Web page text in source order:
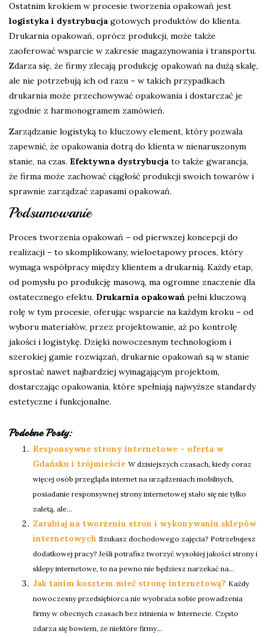
Ostatnim krokiem w procesie tworzenia opakowań jest
logistyka i dystrybucja gotowych produktów do klienta.
Drukarnia opakowań, oprócz produkcji, może także
zaoferować wsparcie w zakresie magazynowania i transportu.
Zdarza się, że firmy zlecają produkcję opakowań na dużą skalę,
ale nie potrzebują ich od razu – w takich przypadkach
drukarnia może przechowywać opakowania i dostarczać je
zgodnie z harmonogramem zamówień.
Zarządzanie logistyką to kluczowy element, który pozwala
zapewnić, że opakowania dotrą do klienta w nienaruszonym
stanie, na czas. Efektywna dystrybucja to także gwarancja,
że firma może zachować ciągłość produkcji swoich towarów i
sprawnie zarządzać zapasami opakowań.
Podsumowanie
Proces tworzenia opakowań – od pierwszej koncepcji do
realizacji – to skomplikowany, wieloetapowy proces, który
wymaga współpracy między klientem a drukarnią. Każdy etap,
od pomysłu po produkcję masową, ma ogromne znaczenie dla
ostatecznego efektu. Drukarnia opakowań pełni kluczową
rolę w tym procesie, oferując wsparcie na każdym kroku – od
wyboru materiałów, przez projektowanie, aż po kontrolę
jakości i logistykę. Dzięki nowoczesnym technologiom i
szerokiej gamie rozwiązań, drukarnie opakowań są w stanie
sprostać nawet najbardziej wymagającym projektom,
dostarczając opakowania, które spełniają najwyższe standardy
estetyczne i funkcjonalne.
Podobne Posty:
Responsywne strony internetowe – oferta w
Gdańsku i trójmieście W dzisiejszych czasach, kiedy coraz
więcej osób przegląda internet na urządzeniach mobilnych,
posiadanie responsywnej strony internetowej stało się nie tylko
zaletą, ale...
Zarabiaj na tworzeniu stron i wykonywaniu sklepów
internetowych Szukasz dochodowego zajęcia? Potrzebujesz
dodatkowej pracy? Jeśli potrafisz tworzyć wysokiej jakości strony i
sklepy internetowe, to na pewno nie będziesz narzekać na...
Jak tanim kosztem mieć stronę internetową? Każdy
nowoczesny przedsiębiorca nie wyobraża sobie prowadzenia
firmy w obecnych czasach bez istnienia w Internecie. Często
zdarza się bowiem, że niektóre firmy...